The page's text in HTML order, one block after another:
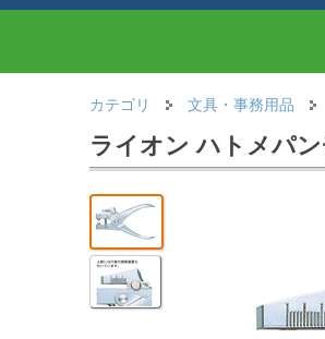
カテゴリ 文具・事務用品
ライオン ハトメパ